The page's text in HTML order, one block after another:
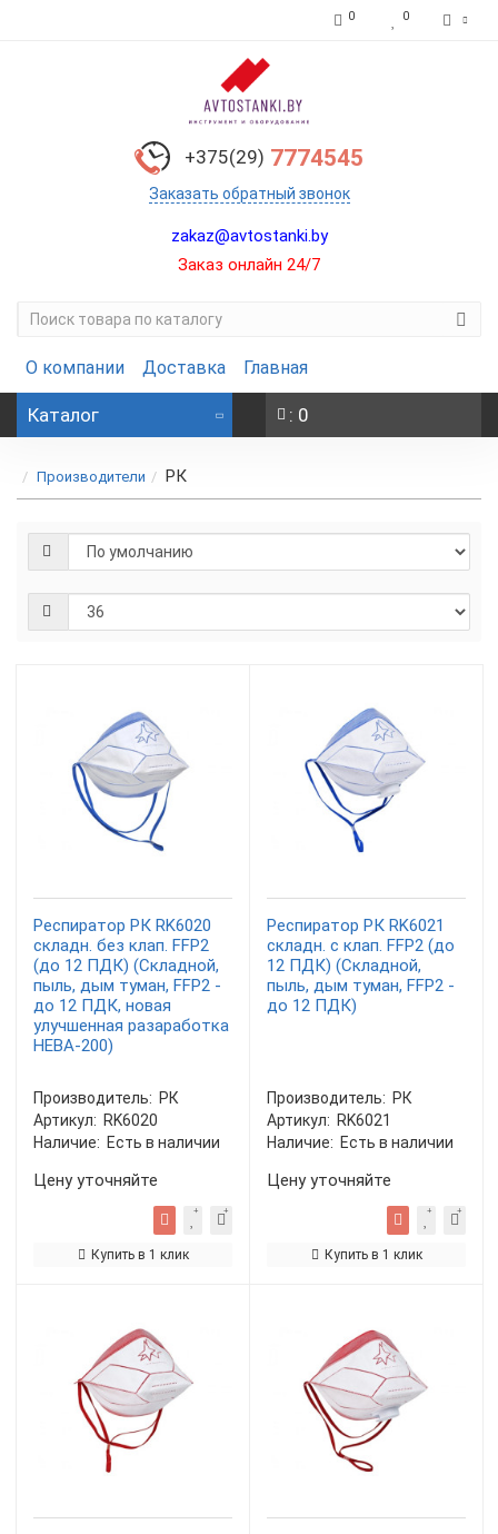
0 0
+375(29) 7774545
Заказать обратный звонок
zakaz@avtostanki.by
Заказ онлайн 24/7
О компании Доставка Главная
Каталог : 0
Производители РК
Респиратор РК RK6020
складн. без клап. FFP2
(до 12 ПДК) (Складной,
пыль, дым туман, FFP2 -
до 12 ПДК, новая
улучшенная разаработка
НЕВА-200)
Производитель: РК
Артикул: RK6020
Наличие: Есть в наличии
Цену уточняйте
Купить в 1 клик
Респиратор РК RK6021
складн. с клап. FFP2 (до
12 ПДК) (Складной,
пыль, дым туман, FFP2 -
до 12 ПДК)
Производитель: РК
Артикул: RK6021
Наличие: Есть в наличии
Цену уточняйте
Купить в 1 клик